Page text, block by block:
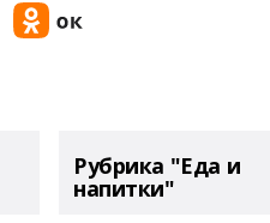
Рубрика "Еда и
напитки"